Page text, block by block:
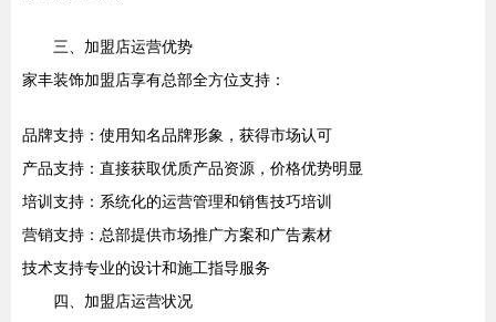
三、加盟店运营优势
家丰装饰加盟店享有总部全方位支持：
品牌支持：使用知名品牌形象，获得市场认可
产品支持：直接获取优质产品资源，价格优势明显
培训支持：系统化的运营管理和销售技巧培训
营销支持：总部提供市场推广方案和广告素材
技术支持专业的设计和施工指导服务
四、加盟店运营状况